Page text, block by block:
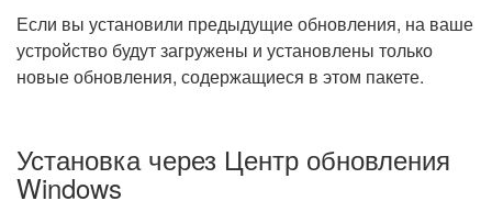
Если вы установили предыдущие обновления, на ваше
устройство будут загружены и установлены только
новые обновления, содержащиеся в этом пакете.
Установка через Центр обновления
Windows